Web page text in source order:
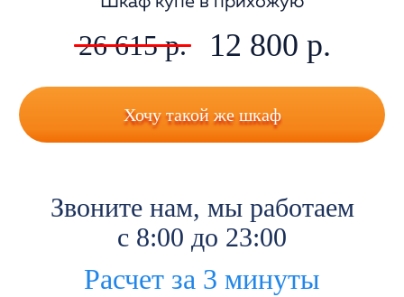
26 615 р. 12 800 р.
Хочу такой же шкаф
Звоните нам, мы работаем
с 8:00 до 23:00
Расчет за 3 минуты